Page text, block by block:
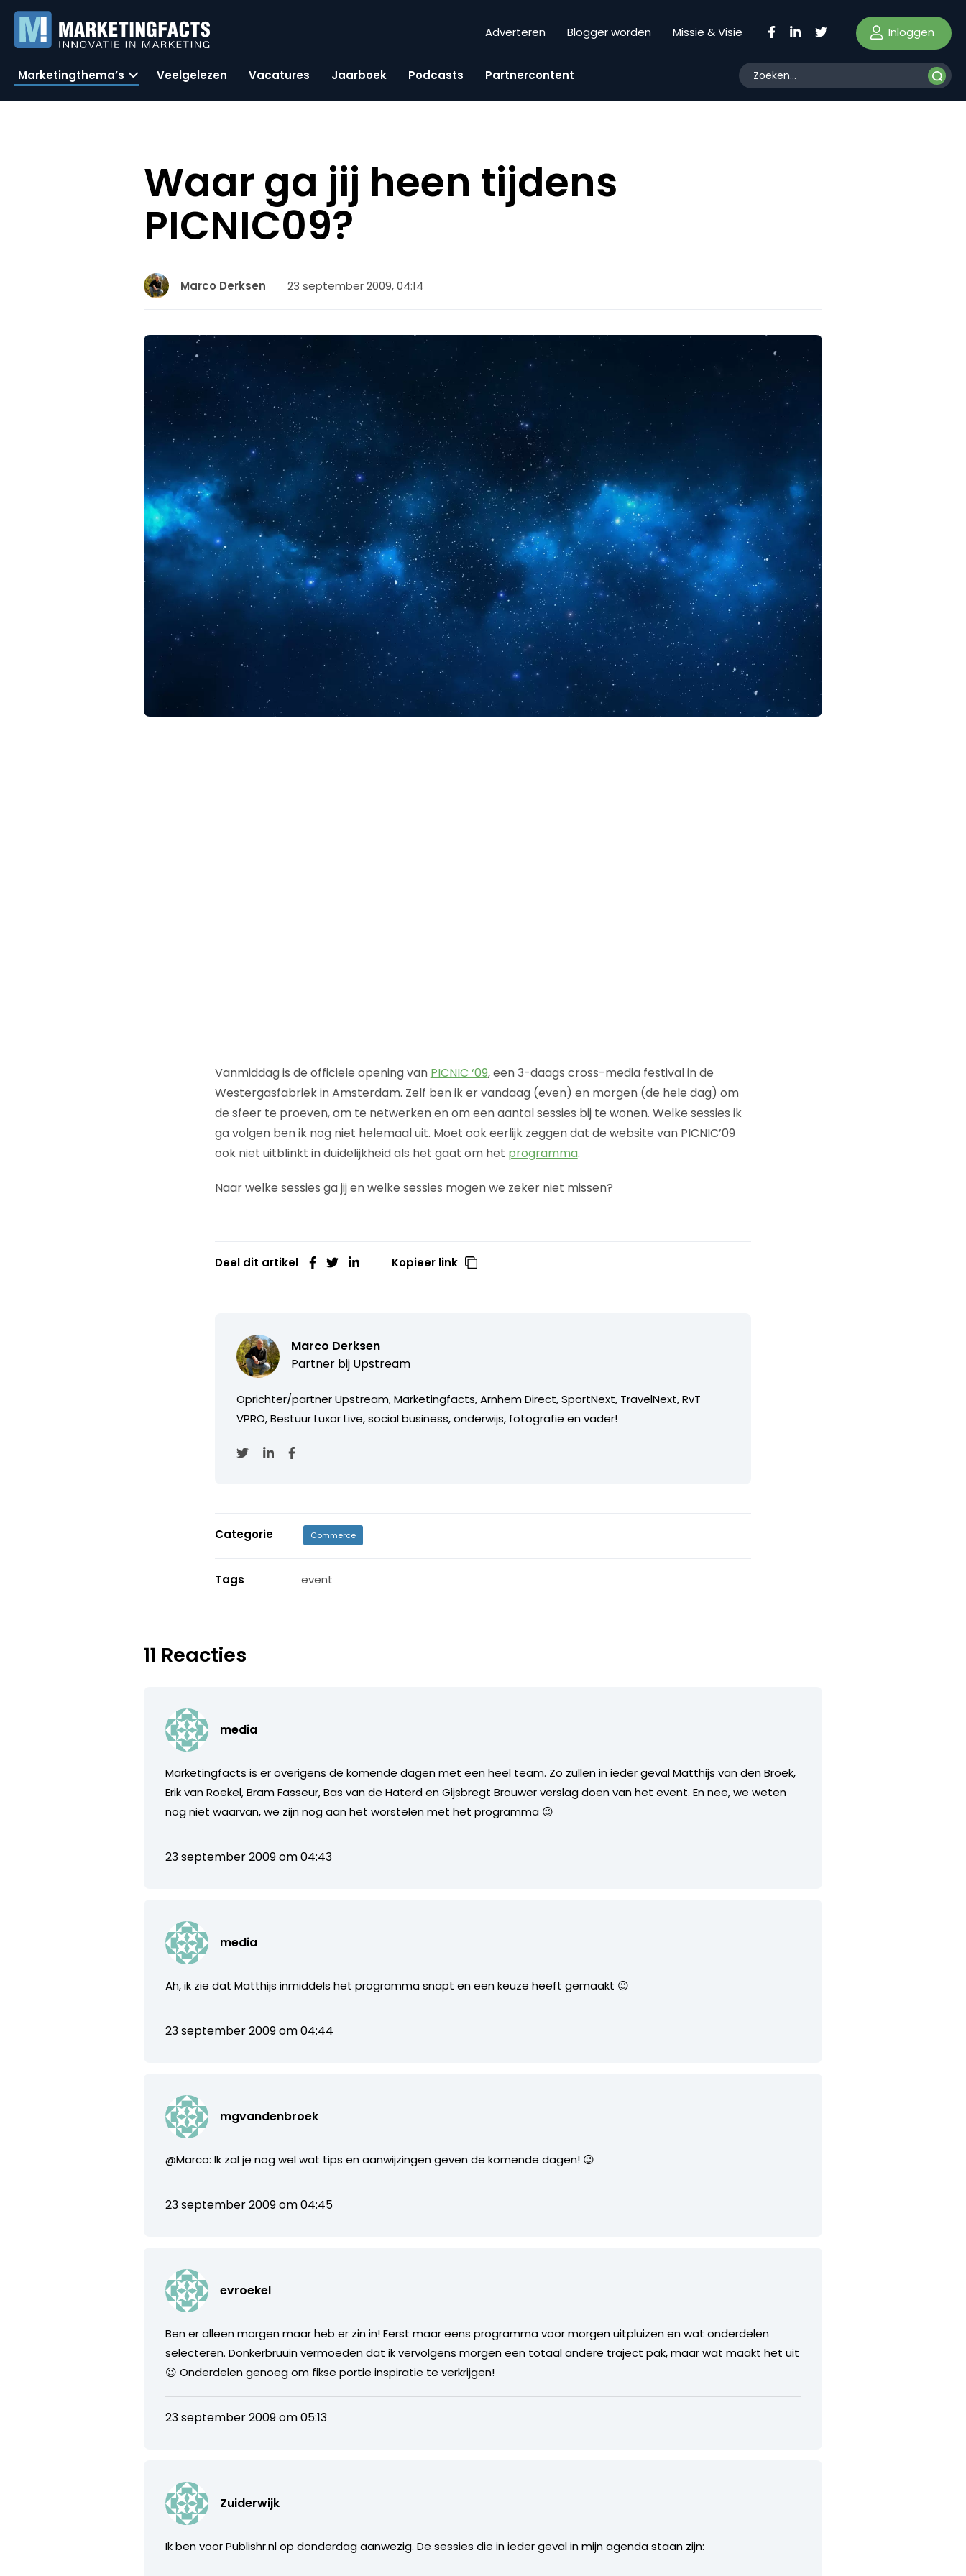
Adverteren Blogger worden Missie & Visie Inloggen
Marketingthema’s Veelgelezen Vacatures Jaarboek Podcasts Partnercontent
Waar ga jij heen tijdens
PICNIC09?
Marco Derksen 23 september 2009, 04:14
Vanmiddag is de officiele opening van PICNIC ‘09, een 3-daags cross-media festival in de
Westergasfabriek in Amsterdam. Zelf ben ik er vandaag (even) en morgen (de hele dag) om
de sfeer te proeven, om te netwerken en om een aantal sessies bij te wonen. Welke sessies ik
ga volgen ben ik nog niet helemaal uit. Moet ook eerlijk zeggen dat de website van PICNIC’09
ook niet uitblinkt in duidelijkheid als het gaat om het programma.
Naar welke sessies ga jij en welke sessies mogen we zeker niet missen?
Deel dit artikel Kopieer link
Marco Derksen
Partner bij Upstream
Oprichter/partner Upstream, Marketingfacts, Arnhem Direct, SportNext, TravelNext, RvT
VPRO, Bestuur Luxor Live, social business, onderwijs, fotografie en vader!
Categorie Commerce
Tags event
11 Reacties
media
Marketingfacts is er overigens de komende dagen met een heel team. Zo zullen in ieder geval Matthijs van den Broek,
Erik van Roekel, Bram Fasseur, Bas van de Haterd en Gijsbregt Brouwer verslag doen van het event. En nee, we weten
nog niet waarvan, we zijn nog aan het worstelen met het programma 😉
23 september 2009 om 04:43
media
Ah, ik zie dat Matthijs inmiddels het programma snapt en een keuze heeft gemaakt 😉
23 september 2009 om 04:44
mgvandenbroek
@Marco: Ik zal je nog wel wat tips en aanwijzingen geven de komende dagen! 😉
23 september 2009 om 04:45
evroekel
Ben er alleen morgen maar heb er zin in! Eerst maar eens programma voor morgen uitpluizen en wat onderdelen
selecteren. Donkerbruuin vermoeden dat ik vervolgens morgen een totaal andere traject pak, maar wat maakt het uit
😉 Onderdelen genoeg om fikse portie inspiratie te verkrijgen!
23 september 2009 om 05:13
Zuiderwijk
Ik ben voor Publishr.nl op donderdag aanwezig. De sessies die in ieder geval in mijn agenda staan zijn: